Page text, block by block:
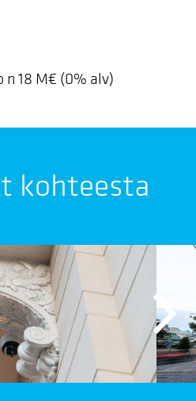
n 18 M€ (0% alv)
kohteesta